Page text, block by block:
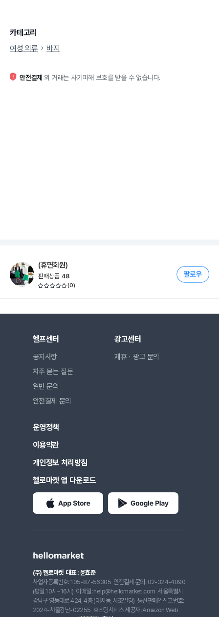
카테고리
여성 의류
바지
안전결제 외 거래는 사기피해 보호를 받을 수 없습니다.
(휴면회원)
판매상품 48
(0)
헬프센터
공지사항
자주 묻는 질문
일반 문의
안전결제 문의
광고센터
제휴ㆍ광고 문의
운영정책
이용약관
개인정보 처리방침
헬로마켓 앱 다운로드
(주) 헬로마켓 대표 : 윤효준
사업자등록번호: 105-87-56305 안전결제 문의: 02-324-4090
(평일 10시~16시) 이메일: help@hellomarket.com 서울특별시
강남구 영동대로 424, 4층 (대치동, 사조빌딩) 통신판매업신고번호:
2024-서울강남-02255 호스팅서비스 제공자: Amazon Web